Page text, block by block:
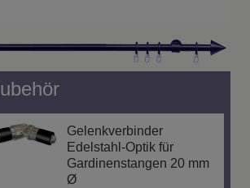
Gelenkverbinder
Edelstahl-Optik für
Gardinenstangen 20 mm
Ø